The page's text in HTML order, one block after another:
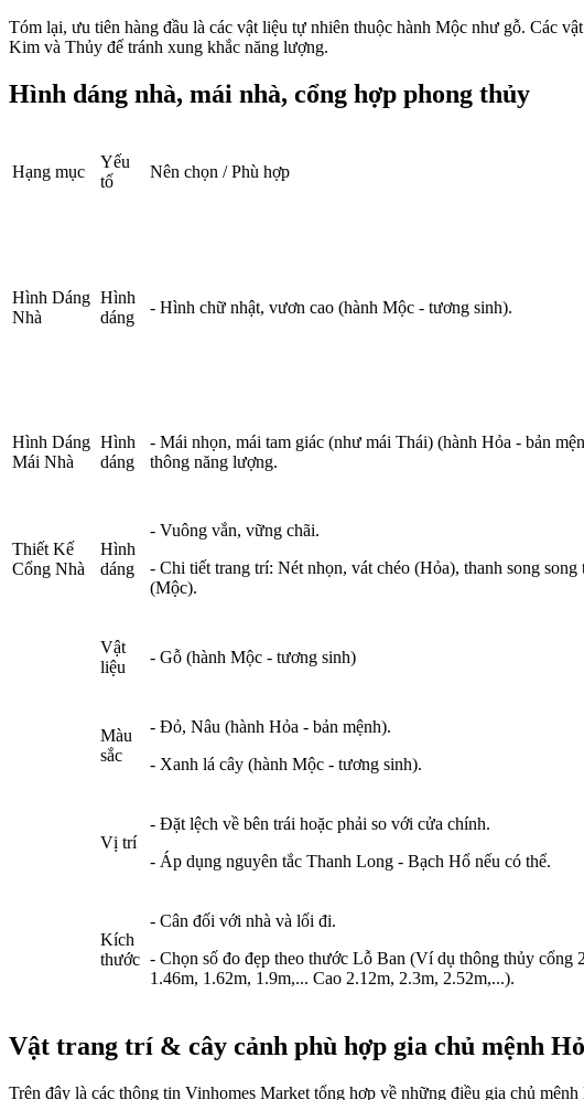
Tóm lại, ưu tiên hàng đầu là các vật liệu tự nhiên thuộc hành Mộc như gỗ. Các
Kim và Thủy để tránh xung khắc năng lượng.
Hình dáng nhà, mái nhà, cổng hợp phong thủy
Hạng mục
Yếu
tố
Nên chọn / Phù hợp
Hình Dáng
Nhà
Hình
dáng
- Hình chữ nhật, vươn cao (hành Mộc - tương sinh).
Hình Dáng
Mái Nhà
Hình
dáng
- Mái nhọn, mái tam giác (như mái Thái) (hành Hỏa - bản
thông năng lượng.
Thiết Kế
Cổng Nhà
Hình
dáng
- Vuông vắn, vững chãi.
- Chi tiết trang trí: Nét nhọn, vát chéo (Hỏa), thanh song song
(Mộc).
Vật
liệu
- Gỗ (hành Mộc - tương sinh)
Màu
sắc
- Đỏ, Nâu (hành Hỏa - bản mệnh).
- Xanh lá cây (hành Mộc - tương sinh).
Vị trí
- Đặt lệch về bên trái hoặc phải so với cửa chính.
- Áp dụng nguyên tắc Thanh Long - Bạch Hổ nếu có thể.
Kích
thước
- Cân đối với nhà và lối đi.
- Chọn số đo đẹp theo thước Lỗ Ban (Ví dụ thông thủy cổng
1.46m, 1.62m, 1.9m,... Cao 2.12m, 2.3m, 2.52m,...).
Vật trang trí & cây cảnh phù hợp gia chủ mệnh
Trên đây là các thông tin Vinhomes Market tổng hợp về những điều gia chủ